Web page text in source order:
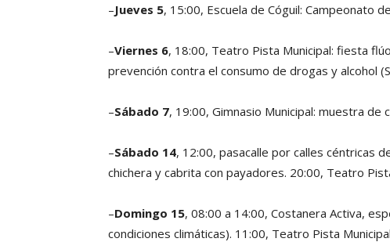
–Jueves 5, 15:00, Escuela de Cóguil: Campeonato
–Viernes 6, 18:00, Teatro Pista Municipal: fiesta
prevención contra el consumo de drogas y alcohol
–Sábado 7, 19:00, Gimnasio Municipal: muestra de
–Sábado 14, 12:00, pasacalle por calles céntricas
chichera y cabrita con payadores. 20:00, Teatro
–Domingo 15, 08:00 a 14:00, Costanera Activa,
condiciones climáticas). 11:00, Teatro Pista